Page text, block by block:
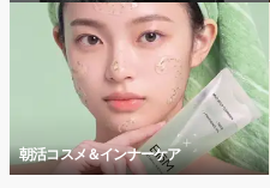
朝活コスメ＆インナーケア